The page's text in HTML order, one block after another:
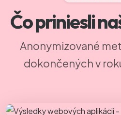
Čo priniesli
Anonymizované
dokončených v